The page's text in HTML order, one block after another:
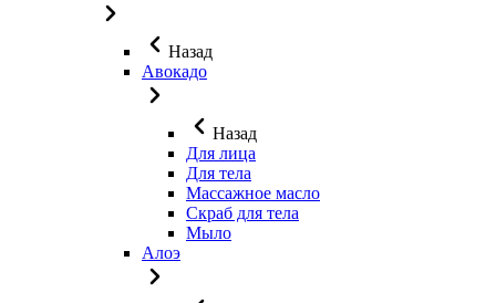
Назад
Авокадо
Назад
Для лица
Для тела
Массажное масло
Скраб для тела
Мыло
Алоэ